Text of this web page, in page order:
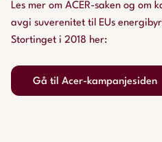
Les mer om ACER-saken og om
avgi suverenitet til EUs
Stortinget i 2018 her:
Gå til Acer-kampanjesiden